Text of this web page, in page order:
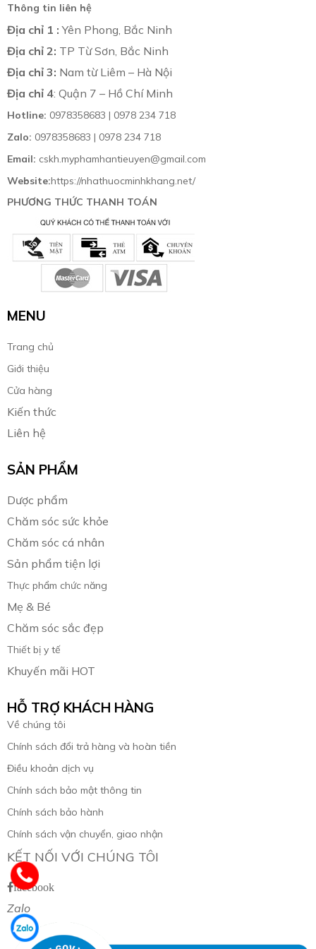
Thông tin liên hệ
Địa chỉ 1 :Yên Phong, Bắc Ninh
Địa chỉ 2: TP Từ Sơn, Bắc Ninh
Địa chỉ 3: Nam từ Liêm – Hà Nội
Địa chỉ 4: Quận 7 – Hồ Chí Minh
Hotline: 0978358683 | 0978 234 718
Zalo: 0978358683 | 0978 234 718
Email: cskh.myphamhantieuyen@gmail.com
Website:https://nhathuocminhkhang.net/
PHƯƠNG THỨC THANH TOÁN
MENU
Trang chủ
Giới thiệu
Cửa hàng
Kiến thức
Liên hệ
SẢN PHẨM
Dược phẩm
Chăm sóc sức khỏe
Chăm sóc cá nhân
Sản phẩm tiện lợi
Thực phẩm chức năng
Mẹ & Bé
Chăm sóc sắc đẹp
Thiết bị y tế
Khuyến mãi HOT
HỖ TRỢ KHÁCH HÀNG
Về chúng tôi
Chính sách đổi trả hàng và hoàn tiền
Điều khoản dịch vụ
Chính sách bảo mật thông tin
Chính sách bảo hành
Chính sách vận chuyển, giao nhận
KẾT NỐI VỚI CHÚNG TÔI
facebook
Zalo